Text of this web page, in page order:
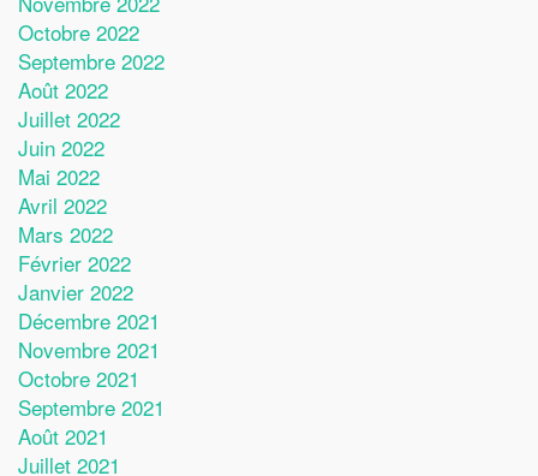
Octobre 2022
Septembre 2022
Août 2022
Juillet 2022
Juin 2022
Mai 2022
Avril 2022
Mars 2022
Février 2022
Janvier 2022
Décembre 2021
Novembre 2021
Octobre 2021
Septembre 2021
Août 2021
Juillet 2021